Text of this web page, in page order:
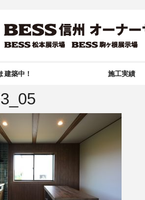
建築中！ 施工実績